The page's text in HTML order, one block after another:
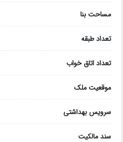
مساحت بنا
تعداد طبقه
تعداد اتاق خواب
موقعیت ملک
سرویس بهداشتی
سند مالکیت